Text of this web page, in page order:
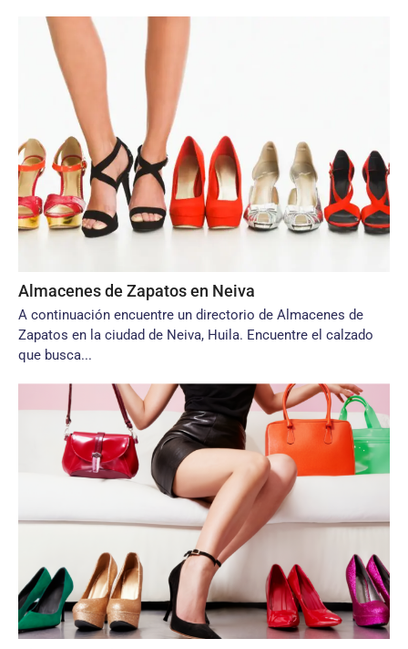
Almacenes de Zapatos en Neiva
A continuación encuentre un directorio de Almacenes de
Zapatos en la ciudad de Neiva, Huila. Encuentre el calzado
que busca...